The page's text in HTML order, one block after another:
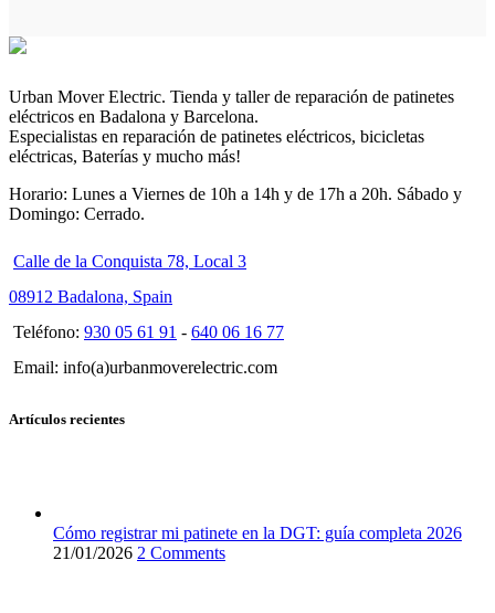
Urban Mover Electric. Tienda y taller de reparación de patinetes
eléctricos en Badalona y Barcelona.
Especialistas en reparación de patinetes eléctricos, bicicletas
eléctricas, Baterías y mucho más!
Horario: Lunes a Viernes de 10h a 14h y de 17h a 20h. Sábado y
Domingo: Cerrado.
Calle de la Conquista 78, Local 3
08912 Badalona, Spain
Teléfono: 930 05 61 91 - 640 06 16 77
Email: info(a)urbanmoverelectric.com
Artículos recientes
Cómo registrar mi patinete en la DGT: guía completa 2026
21/01/2026 2 Comments